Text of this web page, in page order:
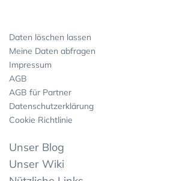
Daten löschen lassen
Meine Daten abfragen
Impressum
AGB
AGB für Partner
Datenschutzerklärung
Cookie Richtlinie
Unser Blog
Unser Wiki